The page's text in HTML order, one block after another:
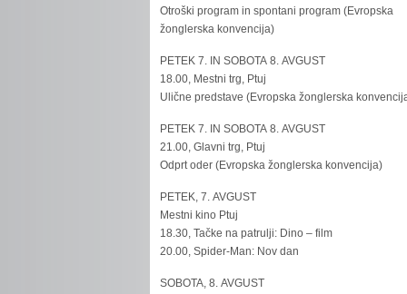
Otroški program in spontani program (Evropska
žonglerska konvencija)
PETEK 7. IN SOBOTA 8. AVGUST
18.00, Mestni trg, Ptuj
Ulične predstave (Evropska žonglerska
PETEK 7. IN SOBOTA 8. AVGUST
21.00, Glavni trg, Ptuj
Odprt oder (Evropska žonglerska konvencija)
PETEK, 7. AVGUST
Mestni kino Ptuj
18.30, Tačke na patrulji: Dino – film
20.00, Spider-Man: Nov dan
SOBOTA, 8. AVGUST